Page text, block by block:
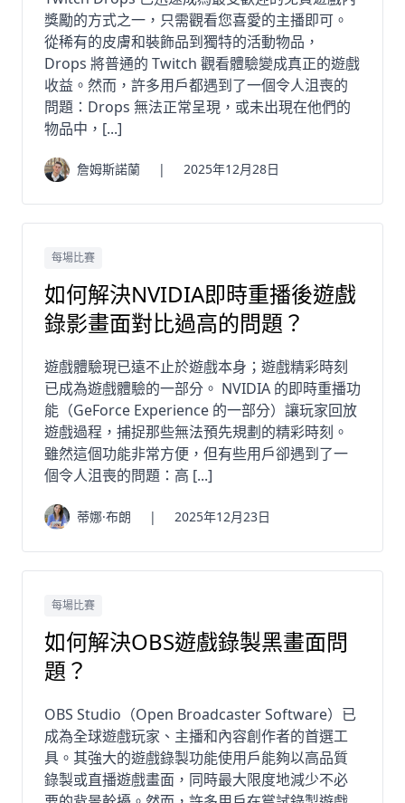
獎勵的方式之一，只需觀看您喜愛的主播即可。
從稀有的皮膚和裝飾品到獨特的活動物品，
Drops 將普通的 Twitch 觀看體驗變成真正的遊戲
收益。然而，許多用戶都遇到了一個令人沮喪的
問題：Drops 無法正常呈現，或未出現在他們的
物品中，[...]
詹姆斯諾蘭 | 2025年12月28日
每場比賽
如何解決NVIDIA即時重播後遊戲
錄影畫面對比過高的問題？
遊戲體驗現已遠不止於遊戲本身；遊戲精彩時刻
已成為遊戲體驗的一部分。 NVIDIA 的即時重播功
能（GeForce Experience 的一部分）讓玩家回放
遊戲過程，捕捉那些無法預先規劃的精彩時刻。
雖然這個功能非常方便，但有些用戶卻遇到了一
個令人沮喪的問題：高 [...]
蒂娜·布朗 | 2025年12月23日
每場比賽
如何解決OBS遊戲錄製黑畫面問
題？
OBS Studio（Open Broadcaster Software）已
成為全球遊戲玩家、主播和內容創作者的首選工
具。其強大的遊戲錄製功能使用戶能夠以高品質
錄製或直播遊戲畫面，同時最大限度地減少不必